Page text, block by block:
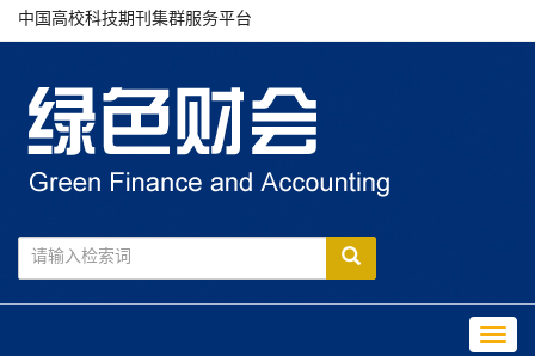
中国高校科技期刊集群服务平台